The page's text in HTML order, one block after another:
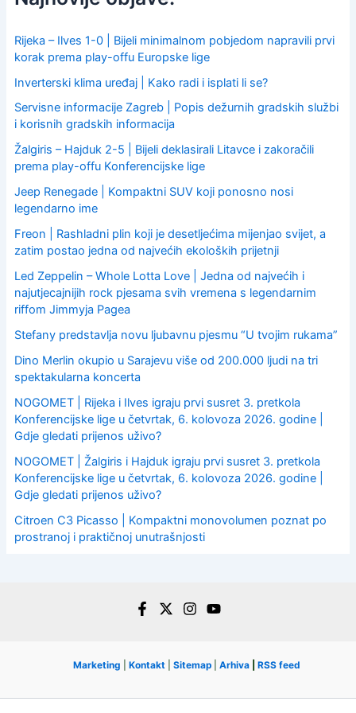
h
o
r
Rijeka – Ilves 1-0 | Bijeli minimalnom pobjedom napravili prvi
korak prema play-offu Europske lige
Inverterski klima uređaj | Kako radi i isplati li se?
Servisne informacije Zagreb | Popis dežurnih gradskih službi
i korisnih gradskih informacija
Žalgiris – Hajduk 2-5 | Bijeli deklasirali Litavce i zakoračili
prema play-offu Konferencijske lige
Jeep Renegade | Kompaktni SUV koji ponosno nosi
legendarno ime
Freon | Rashladni plin koji je desetljećima mijenjao svijet, a
zatim postao jedna od najvećih ekoloških prijetnji
Led Zeppelin – Whole Lotta Love | Jedna od najvećih i
najutjecajnijih rock pjesama svih vremena s legendarnim
riffom Jimmyja Pagea
Stefany predstavlja novu ljubavnu pjesmu “U tvojim rukama”
Dino Merlin okupio u Sarajevu više od 200.000 ljudi na tri
spektakularna koncerta
NOGOMET | Rijeka i Ilves igraju prvi susret 3. pretkola
Konferencijske lige u četvrtak, 6. kolovoza 2026. godine |
Gdje gledati prijenos uživo?
NOGOMET | Žalgiris i Hajduk igraju prvi susret 3. pretkola
Konferencijske lige u četvrtak, 6. kolovoza 2026. godine |
Gdje gledati prijenos uživo?
Citroen C3 Picasso | Kompaktni monovolumen poznat po
prostranoj i praktičnoj unutrašnjosti
Marketing Kontakt Sitemap Arhiva RSS feed